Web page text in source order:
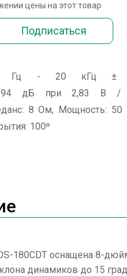
цены на этот товар
73 Гц - 20 кГц ±
94 дБ при 2,83 В
8 Ом, Мощность: 50
100º
180CDT оснащена
динамиков до 15